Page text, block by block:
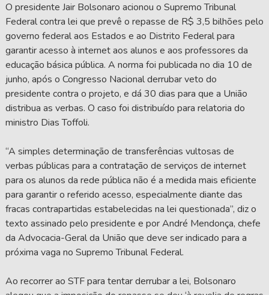
O presidente Jair Bolsonaro acionou o Supremo Tribunal
Federal contra lei que prevê o repasse de R$ 3,5 bilhões pelo
governo federal aos Estados e ao Distrito Federal para
garantir acesso à internet aos alunos e aos professores da
educação básica pública. A norma foi publicada no dia 10 de
junho, após o Congresso Nacional derrubar veto do
presidente contra o projeto, e dá 30 dias para que a União
distribua as verbas. O caso foi distribuído para relatoria do
ministro Dias Toffoli.
“A simples determinação de transferências vultosas de
verbas públicas para a contratação de serviços de internet
para os alunos da rede pública não é a medida mais eficiente
para garantir o referido acesso, especialmente diante das
fracas contrapartidas estabelecidas na lei questionada”, diz o
texto assinado pelo presidente e por André Mendonça, chefe
da Advocacia-Geral da União que deve ser indicado para a
próxima vaga no Supremo Tribunal Federal.
Ao recorrer ao STF para tentar derrubar a lei, Bolsonaro